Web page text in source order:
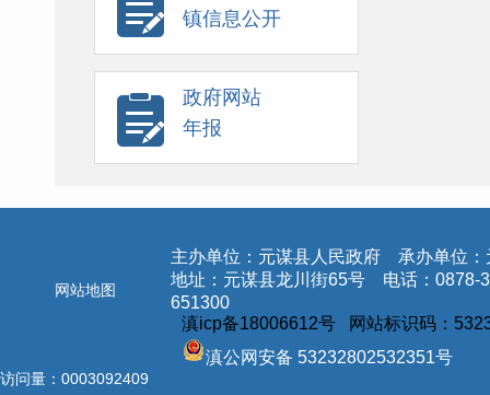
镇信息公开
政府网站
年报
网站地图
主办单位：元谋县人民政府 承办单位：
地址：元谋县龙川街65号 电话：
651300
滇icp备18006612号 网站标识码：
滇公网安备 53232802532351号
访问量： 0003092409